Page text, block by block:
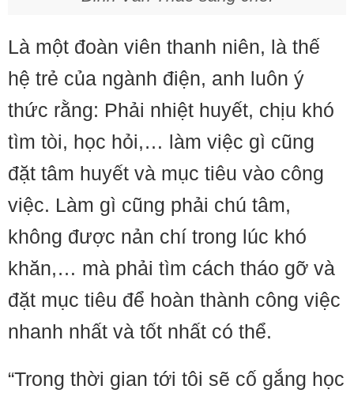
Là một đoàn viên thanh niên, là thế
hệ trẻ của ngành điện, anh luôn ý
thức rằng: Phải nhiệt huyết, chịu khó
tìm tòi, học hỏi,… làm việc gì cũng
đặt tâm huyết và mục tiêu vào công
việc. Làm gì cũng phải chú tâm,
không được nản chí trong lúc khó
khăn,… mà phải tìm cách tháo gỡ và
đặt mục tiêu để hoàn thành công việc
nhanh nhất và tốt nhất có thể.
“Trong thời gian tới tôi sẽ cố gắng học